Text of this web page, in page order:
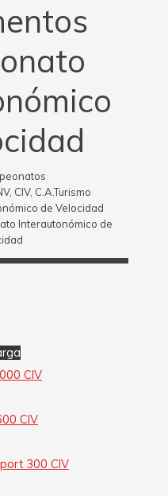
CIV, C.A.Turismo
de Velocidad
Interautonómico de
CIV
CIV
300 CIV